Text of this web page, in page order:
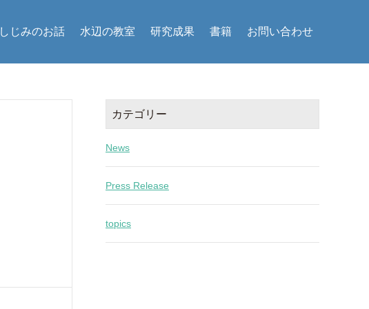
しじみのお話 水辺の教室 研究成果 書籍 お問い合わせ
カテゴリー
News
Press Release
topics